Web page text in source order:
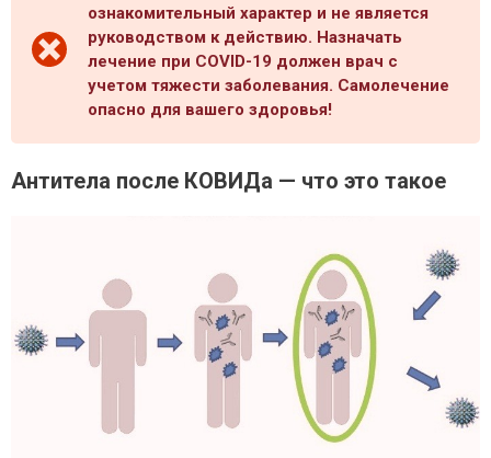
ознакомительный характер и не является
руководством к действию. Назначать
лечение при COVID-19 должен врач с
учетом тяжести заболевания. Самолечение
опасно для вашего здоровья!
Антитела после КОВИДа — что это такое